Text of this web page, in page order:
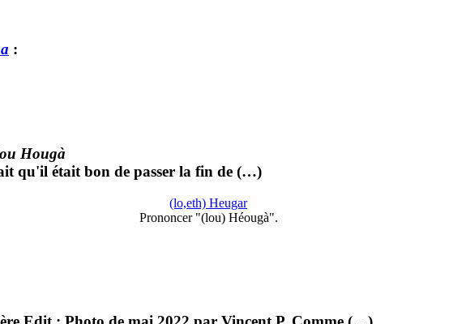
:
Hougà
qu'il était bon de passer la fin de (…)
(lo,eth) Heugar
Prononcer "(lou) Héougà".